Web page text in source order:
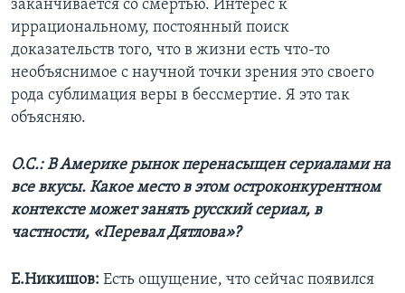
заканчивается со смертью. Интерес к
иррациональному, постоянный поиск
доказательств того, что в жизни есть что-то
необъяснимое с научной точки зрения это своего
рода сублимация веры в бессмертие. Я это так
объясняю.
О.С.: В Америке рынок перенасыщен сериалами на
все вкусы. Какое место в этом остроконкурентном
контексте может занять русский сериал, в
частности, «Перевал Дятлова»?
Е.Никишов: Есть ощущение, что сейчас появился